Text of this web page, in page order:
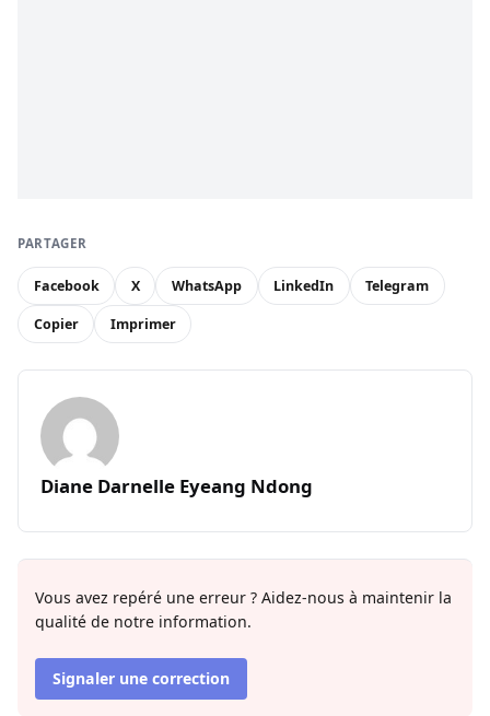
PARTAGER
Facebook X WhatsApp LinkedIn Telegram
Copier Imprimer
Diane Darnelle Eyeang Ndong
Vous avez repéré une erreur ? Aidez-nous à maintenir la
qualité de notre information.
Signaler une correction